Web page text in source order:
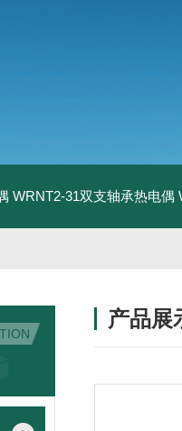
WRNT2-31双支轴承热电偶
产品展